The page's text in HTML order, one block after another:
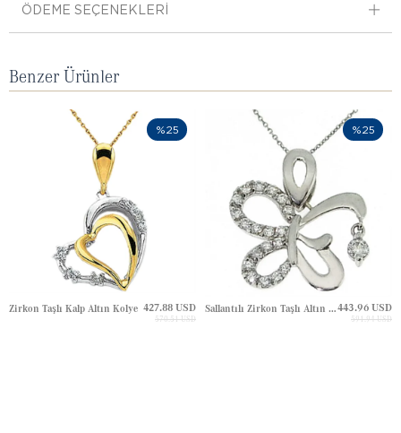
ÖDEME SEÇENEKLERI
Benzer Ürünler
Zirkon Taşlı Kalp Altın Kolye 427.88 USD
570.51 USD
%25
Sallantılı Zirkon Taşlı Altın Kolye443.96 USD
591.94 USD
%25